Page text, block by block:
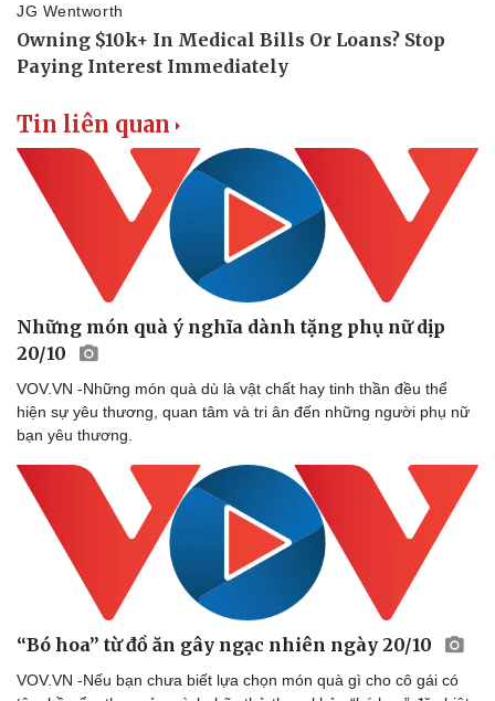
Tin liên quan
Những món quà ý nghĩa dành tặng phụ nữ dịp
20/10
VOV.VN -Những món quà dù là vật chất hay tinh thần đều thể
hiện sự yêu thương, quan tâm và tri ân đến những người phụ nữ
bạn yêu thương.
“Bó hoa” từ đồ ăn gây ngạc nhiên ngày 20/10
VOV.VN -Nếu bạn chưa biết lựa chọn món quà gì cho cô gái có